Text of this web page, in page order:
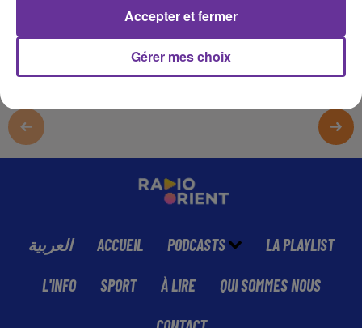
Afficher la transcription écrite
العربية ACCUEIL PODCASTS LA PLAYLIST
L'INFO SPORT À LIRE QUI SOMMES NOUS
Gérer mes choix
Accepter et fermer